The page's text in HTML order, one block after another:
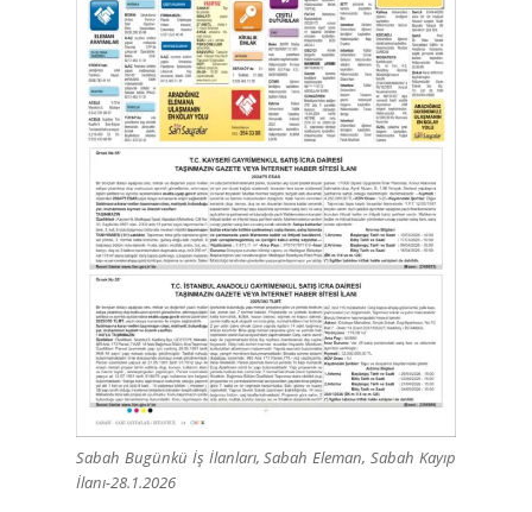
Sabah Bugünkü İş İlanları, Sabah Eleman, Sabah Kayıp
İlanı-28.1.2026